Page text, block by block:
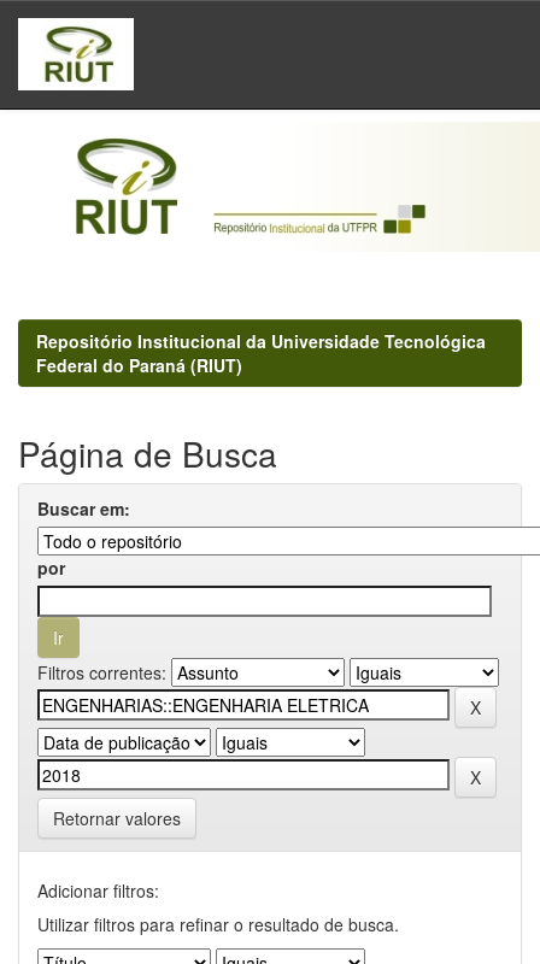
Skip
navigation
Repositório Institucional da Universidade Tecnológica
Federal do Paraná (RIUT)
Página de Busca
Buscar em:
por
Filtros correntes:
Retornar valores
Adicionar filtros:
Utilizar filtros para refinar o resultado de busca.